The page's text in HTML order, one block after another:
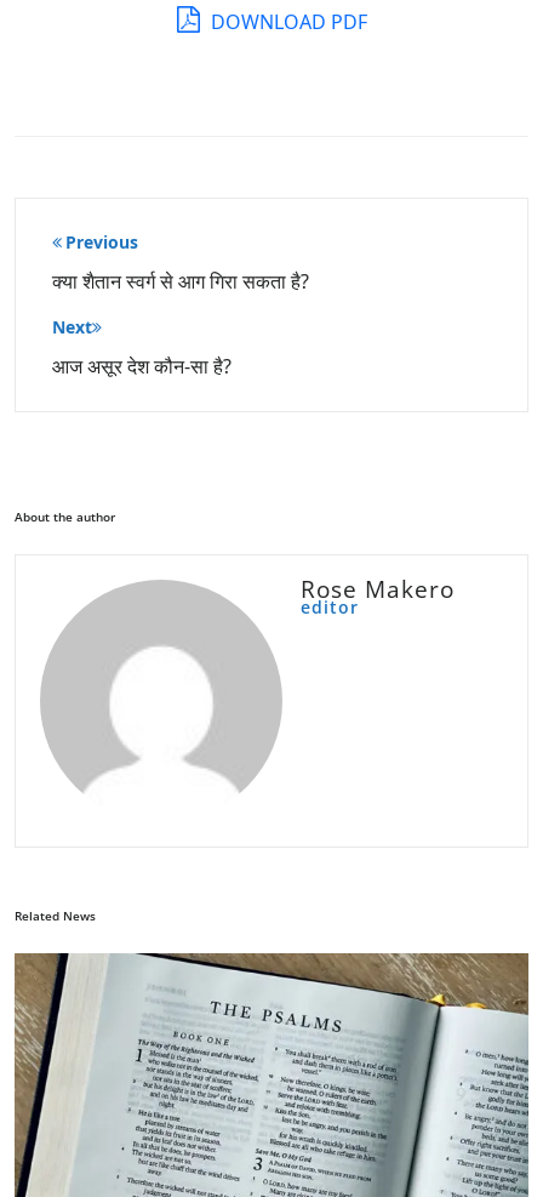
DOWNLOAD PDF
पोस्ट
नेविगेशन
Previous
क्या शैतान स्वर्ग से आग गिरा सकता है?
Next
आज असूर देश कौन-सा है?
About the author
Rose Makero
editor
Related News